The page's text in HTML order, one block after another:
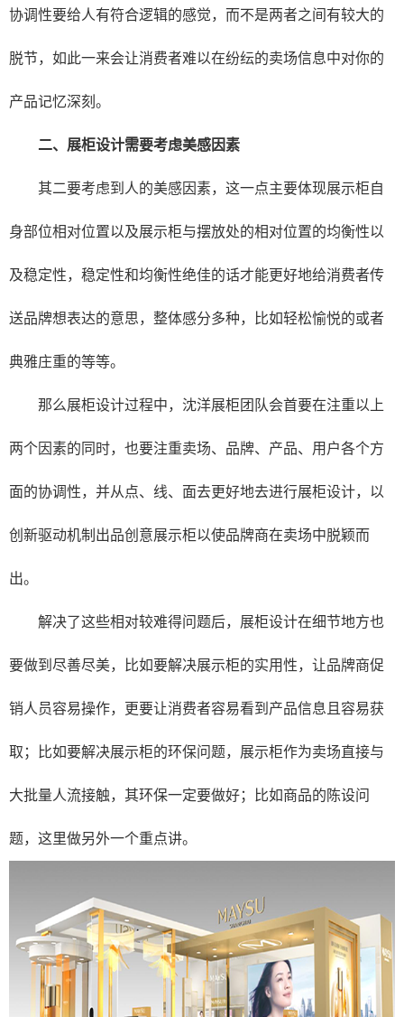
协调性要给人有符合逻辑的感觉，而不是两者之间有较大的
脱节，如此一来会让消费者难以在纷纭的卖场信息中对你的
产品记忆深刻。
二、展柜设计需要考虑美感因素
其二要考虑到人的美感因素，这一点主要体现展示柜自
身部位相对位置以及展示柜与摆放处的相对位置的均衡性以
及稳定性，稳定性和均衡性绝佳的话才能更好地给消费者传
送品牌想表达的意思，整体感分多种，比如轻松愉悦的或者
典雅庄重的等等。
那么展柜设计过程中，沈洋展柜团队会首要在注重以上
两个因素的同时，也要注重卖场、品牌、产品、用户各个方
面的协调性，并从点、线、面去更好地去进行展柜设计，以
创新驱动机制出品创意展示柜以使品牌商在卖场中脱颖而
出。
解决了这些相对较难得问题后，展柜设计在细节地方也
要做到尽善尽美，比如要解决展示柜的实用性，让品牌商促
销人员容易操作，更要让消费者容易看到产品信息且容易获
取；比如要解决展示柜的环保问题，展示柜作为卖场直接与
大批量人流接触，其环保一定要做好；比如商品的陈设问
题，这里做另外一个重点讲。